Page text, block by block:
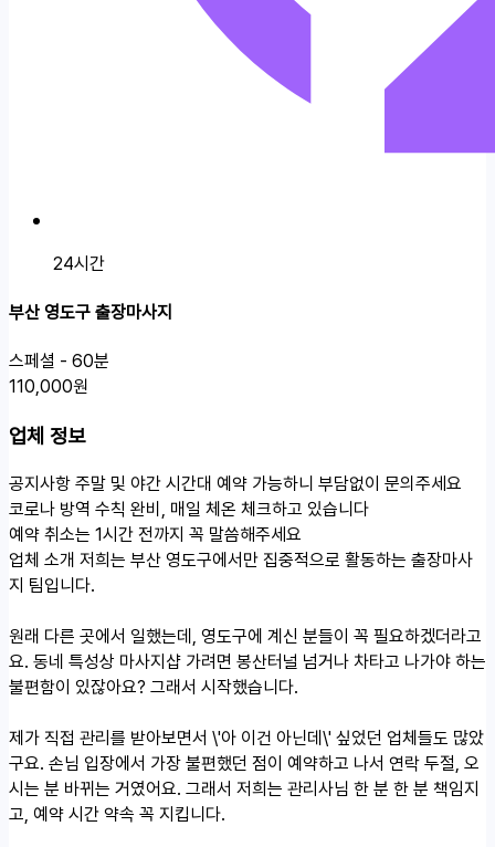
24시간
부산 영도구 출장마사지
스페셜 - 60분
110,000원
업체 정보
공지사항주말 및 야간 시간대 예약 가능하니 부담없이 문의주세요
코로나 방역 수칙 완비, 매일 체온 체크하고 있습니다
예약 취소는 1시간 전까지 꼭 말씀해주세요
업체 소개 저희는 부산 영도구에서만 집중적으로 활동하는 출장마사
지 팀입니다.
원래 다른 곳에서 일했는데, 영도구에 계신 분들이 꼭 필요하겠더라고
요. 동네 특성상 마사지샵 가려면 봉산터널 넘거나 차타고 나가야 하는
불편함이 있잖아요? 그래서 시작했습니다.
제가 직접 관리를 받아보면서 \'아 이건 아닌데\' 싶었던 업체들도 많았
구요. 손님 입장에서 가장 불편했던 점이 예약하고 나서 연락 두절, 오
시는 분 바뀌는 거였어요. 그래서 저희는 관리사님 한 분 한 분 책임지
고, 예약 시간 약속 꼭 지킵니다.